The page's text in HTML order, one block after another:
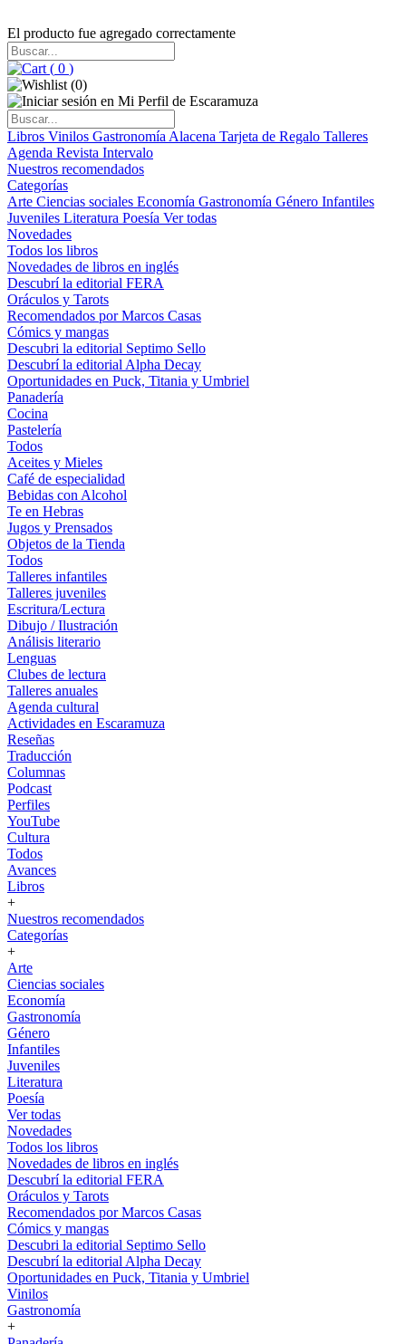
El producto fue agregado correctamente
( 0 )
(0)
Libros Vinilos Gastronomía Alacena Tarjeta de Regalo Talleres
Agenda Revista Intervalo
Nuestros recomendados
Categorías
Arte Ciencias sociales Economía Gastronomía Género Infantiles
Juveniles Literatura Poesía Ver todas
Novedades
Todos los libros
Novedades de libros en inglés
Descubrí la editorial FERA
Oráculos y Tarots
Recomendados por Marcos Casas
Cómics y mangas
Descubri la editorial Septimo Sello
Descubrí la editorial Alpha Decay
Oportunidades en Puck, Titania y Umbriel
Panadería
Cocina
Pastelería
Todos
Aceites y Mieles
Café de especialidad
Bebidas con Alcohol
Te en Hebras
Jugos y Prensados
Objetos de la Tienda
Todos
Talleres infantiles
Talleres juveniles
Escritura/Lectura
Dibujo / Ilustración
Análisis literario
Lenguas
Clubes de lectura
Talleres anuales
Agenda cultural
Actividades en Escaramuza
Reseñas
Traducción
Columnas
Podcast
Perfiles
YouTube
Cultura
Todos
Avances
Libros
+
Nuestros recomendados
Categorías
+
Arte
Ciencias sociales
Economía
Gastronomía
Género
Infantiles
Juveniles
Literatura
Poesía
Ver todas
Novedades
Todos los libros
Novedades de libros en inglés
Descubrí la editorial FERA
Oráculos y Tarots
Recomendados por Marcos Casas
Cómics y mangas
Descubri la editorial Septimo Sello
Descubrí la editorial Alpha Decay
Oportunidades en Puck, Titania y Umbriel
Vinilos
Gastronomía
+